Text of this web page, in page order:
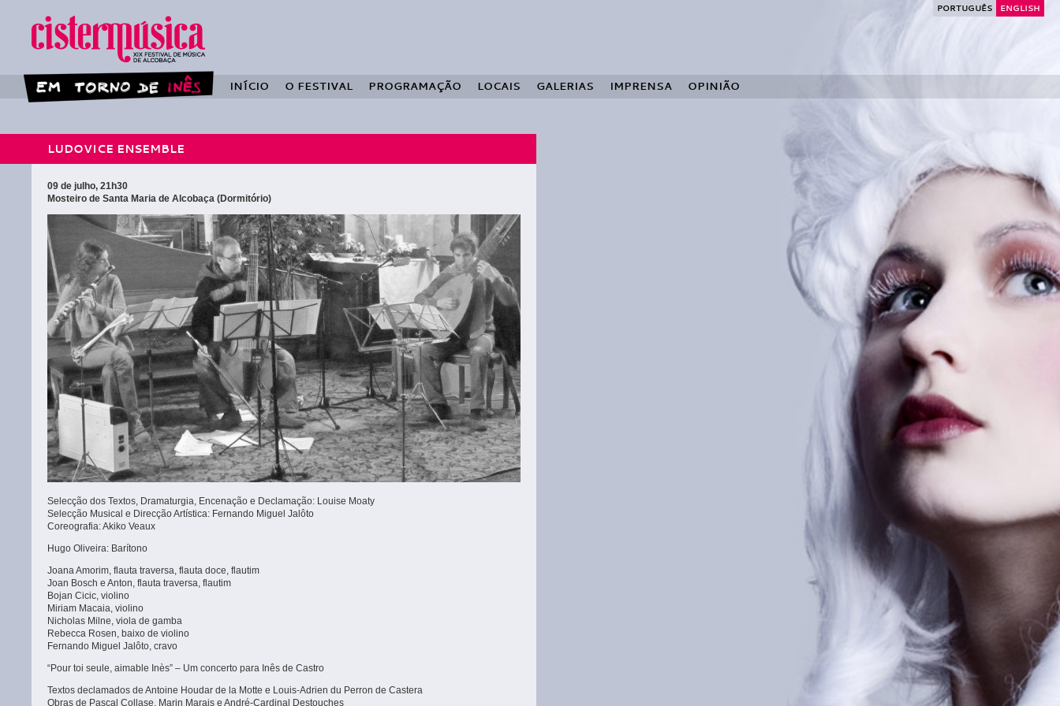
ENGLISH
PORTUGUÊS
INÍCIO O FESTIVAL PROGRAMAÇÃO LOCAIS GALERIAS IMPRENSA OPINIÃO
LUDOVICE ENSEMBLE
09 de julho, 21h30
Mosteiro de Santa Maria de Alcobaça (Dormitório)
Selecção dos Textos, Dramaturgia, Encenação e Declamação: Louise Moaty
Selecção Musical e Direcção Artística: Fernando Miguel Jalôto
Coreografia: Akiko Veaux
Hugo Oliveira: Barítono
Joana Amorim, flauta traversa, flauta doce, flautim
Joan Bosch e Anton, flauta traversa, flautim
Bojan Cicic, violino
Miriam Macaia, violino
Nicholas Milne, viola de gamba
Rebecca Rosen, baixo de violino
Fernando Miguel Jalôto, cravo
“Pour toi seule, aimable Inès” – Um concerto para Inês de Castro
Textos declamados de Antoine Houdar de la Motte e Louis-Adrien du Perron de Castera
Obras de Pascal Collase, Marin Marais e André-Cardinal Destouches